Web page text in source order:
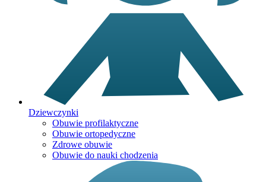
Dziewczynki
Obuwie profilaktyczne
Obuwie ortopedyczne
Zdrowe obuwie
Obuwie do nauki chodzenia